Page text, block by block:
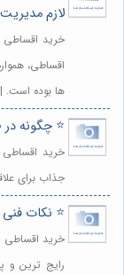
لازم
خرید
اقساطی،
ها بوده است.
⭐️ چگونه
خرید اقساطی
جذاب برای
⭐️ نکات
خرید اقساطی
رایج ترین و